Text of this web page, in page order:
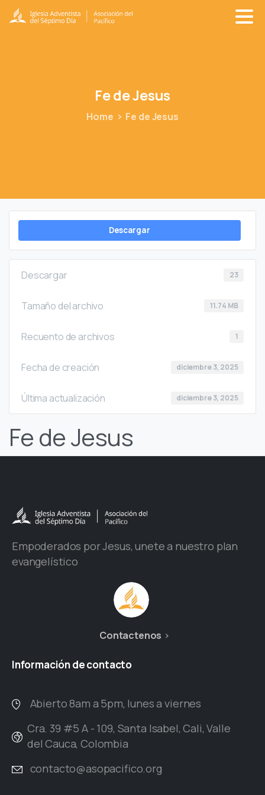
FedeJesus
Home Fe de Jesus
Descargar
Descargar 23
Tamaño del archivo 11.74 MB
Recuento de archivos 1
Fecha de creación diciembre 3, 2025
Última actualización diciembre 3, 2025
Fe de Jesus
Empoderados por Jesus, unete a nuestro plan
evangelístico
Contactenos
Informacióndecontacto
Abierto 8am a 5pm, lunes a viernes
Cra. 39 #5 A - 109, Santa Isabel, Cali, Valle
del Cauca, Colombia
contacto@asopacifico.org